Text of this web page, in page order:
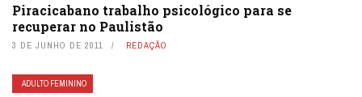
Piracicabano trabalho psicológico para se
recuperar no Paulistão
3 DE JUNHO DE 2011 REDAÇÃO
ADULTO FEMININO